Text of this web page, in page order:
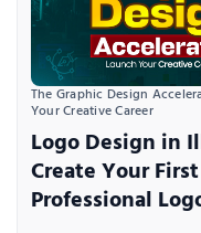
The Graphic Design
Your Creative Career
Logo Design in
Create Your First
Professional